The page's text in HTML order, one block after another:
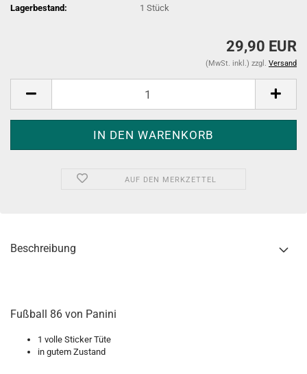
Lagerbestand:
1Stück
29,90 EUR
(MwSt. inkl.) zzgl. Versand
AUF DEN MERKZETTEL
Beschreibung
Fußball 86 von Panini
1 volle Sticker Tüte
in gutem Zustand